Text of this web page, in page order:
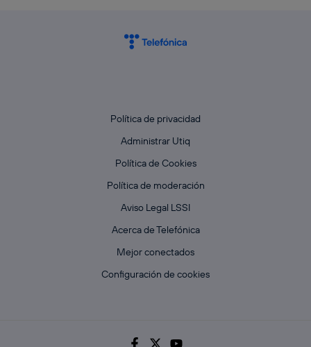
Política de privacidad
Administrar Utiq
Política de Cookies
Política de moderación
Aviso Legal LSSI
Acerca de Telefónica
Mejor conectados
Configuración de cookies